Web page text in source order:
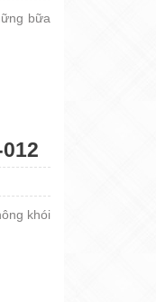
bữa
khói